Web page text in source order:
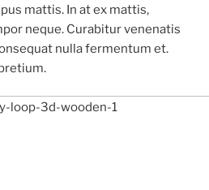
mattis. In at ex mattis,
neque. Curabitur venenatis
nulla fermentum et.